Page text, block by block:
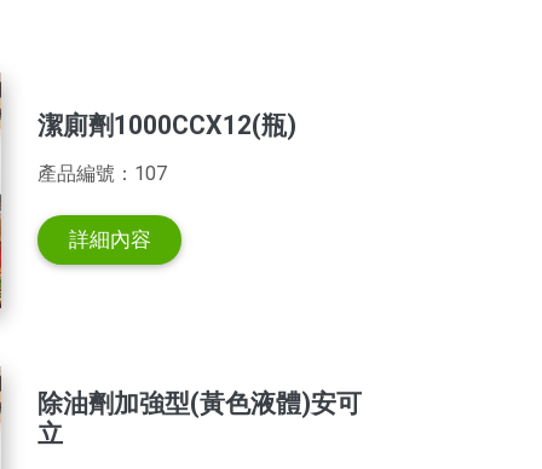
潔廁劑1000CCX12(瓶)
產品編號：107
詳細內容
除油劑加強型(黃色液體)安可
立